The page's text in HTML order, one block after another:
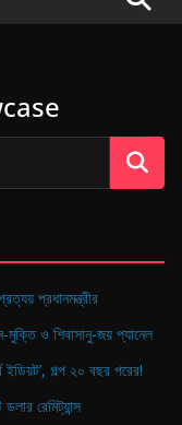
প্রধানমন্ত্রীর
মুক্তি ও শিবাসানু-জয় প্যানেল
গল্প ২০ বছর পরের!
রেমিট্যান্স